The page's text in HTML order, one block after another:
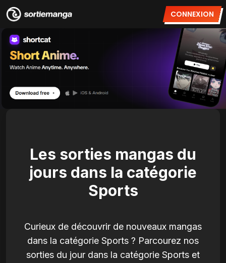
CONNEXION
Les sorties mangas du
jours dans la catégorie
Sports
Curieux de découvrir de nouveaux mangas
dans la catégorie Sports ? Parcourez nos
sorties du jour dans la catégorie Sports et